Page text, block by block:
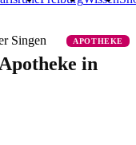
Singen APOTHEKE
in